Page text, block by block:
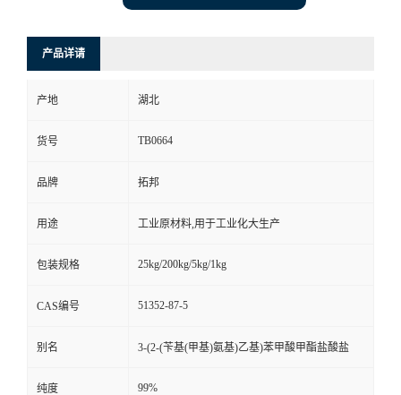
产品详请
产地 湖北
货号 TB0664
品牌 拓邦
用途 工业原材料,用于工业化大生产
包装规格 25kg/200kg/5kg/1kg
CAS编号 51352-87-5
别名 3-(2-(苄基(甲基)氨基)乙基)苯甲酸甲酯盐酸盐
纯度 99%